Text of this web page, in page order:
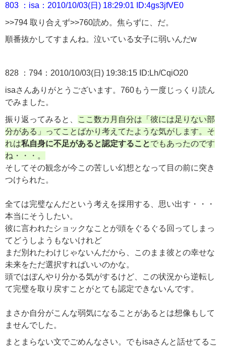
803 ：isa：2010/10/03(日) 18:29:01 ID:4gs3jfVE0
>>794 取り合えず>>760読め。焦らずに、だ。
順番抜かしてすまんね。泣いている女子に弱いんだw
828 ：794：2010/10/03(日) 19:38:15 ID:Lh/CqiO20
isaさんありがとうございます。760もう一度じっくり読ん
でみました。
振り返ってみると、
ここ数カ月自分は「彼には足りない部
分がある」ってことばかり考えてたような気がします。そ
れは私自身に不足があると認定することでもあったのです
ね・・・。
そしてその観念が今この苦しい幻想となって目の前に突き
つけられた。
全ては完璧なんだという考えを採用する、思い出す・・・
本当にそうしたい。
彼に言われたショックなことが頭をぐるぐる回ってしまっ
てどうしようもないけれど
まだ別れたわけじゃないんだから、このまま彼との幸せな
未来をただ選択すればいいのかな。
頭ではぼんやり分かる気がするけど、この状況から逆転し
て完璧を取り戻すことがとても認定できないんです。
まさか自分がこんな弱気になることがあるとは想像もして
ませんでした。
まとまらない文でごめんなさい。でもisaさんと話せてるこ